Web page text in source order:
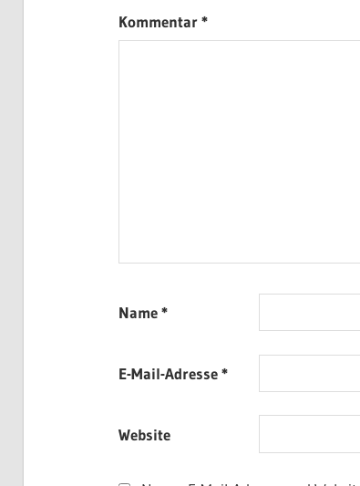
Kommentar*
Name*
E-Mail-Adresse*
Website